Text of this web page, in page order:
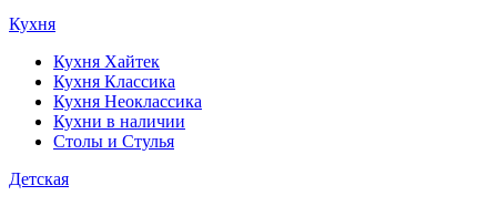
Кухня
Кухня Хайтек
Кухня Классика
Кухня Неоклассика
Кухни в наличии
Столы и Стулья
Детская